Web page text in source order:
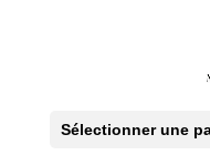
Sélectionner une